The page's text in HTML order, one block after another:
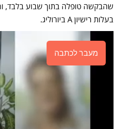
בעלות רישיון A ביורוליג.
מעבר לכתבה